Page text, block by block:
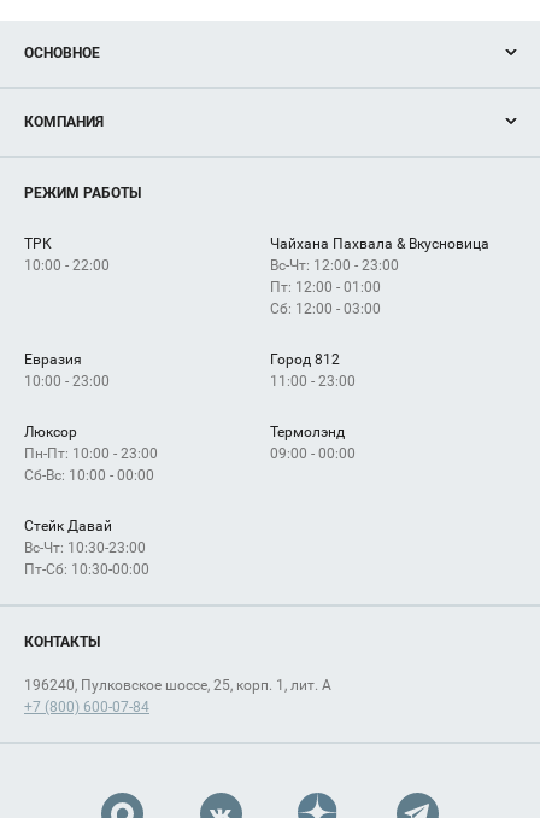
ков
ОСНОВНОЕ
Новости
Магазины
Услуги
КОМПАНИЯ
Рекламодателям
Как добраться
РЕЖИМ РАБОТЫ
ТРК
10:00 - 22:00
Чайхана Пахвала & Вкусновица
Вс-Чт: 12:00 - 23:00
Пт: 12:00 - 01:00
Сб: 12:00 - 03:00
Евразия
10:00 - 23:00
Город 812
11:00 - 23:00
Люксор
Пн-Пт: 10:00 - 23:00
Сб-Вс: 10:00 - 00:00
Термолэнд
09:00 - 00:00
Стейк Давай
Вс-Чт: 10:30-23:00
Пт-Сб: 10:30-00:00
КОНТАКТЫ
196240, Пулковское шоссе, 25, корп. 1, лит. А
+7 (800) 600-07-84